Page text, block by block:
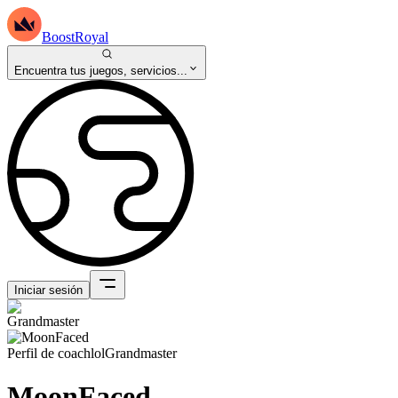
BoostRoyal
Encuentra tus juegos, servicios...
Iniciar sesión
Perfil de coachlolGrandmaster